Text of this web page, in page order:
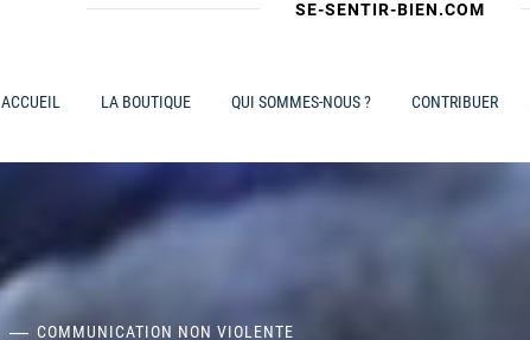
SE-SENTIR-BIEN.COM
ACCUEIL LA BOUTIQUE QUI SOMMES-NOUS ? CONTRIBUER
COMMUNICATION NON VIOLENTE